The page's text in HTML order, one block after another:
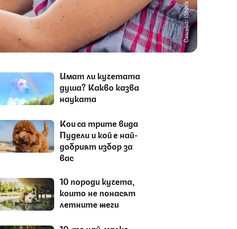
Снимка: iStock
Имат ли кучетата
душа? Какво казва
науката
Кои са трите вида
Пудели и кой е най-
добрият избор за
вас
10 породи кучета,
които не понасят
летните жеги